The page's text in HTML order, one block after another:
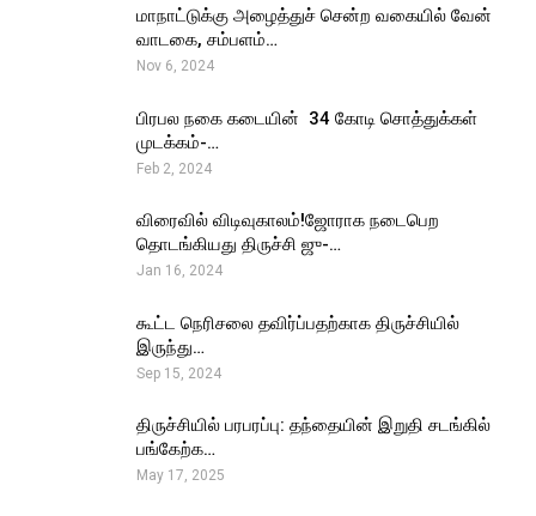
மாநாட்டுக்கு அழைத்துச் சென்ற வகையில் வேன்
வாடகை, சம்பளம்…
Nov 6, 2024
பிரபல நகை கடையின் ₹ 34 கோடி சொத்துக்கள்
முடக்கம்-…
Feb 2, 2024
விரைவில் விடிவுகாலம்!ஜோராக நடைபெற
தொடங்கியது திருச்சி ஜு-…
Jan 16, 2024
கூட்ட நெரிசலை தவிர்ப்பதற்காக திருச்சியில்
இருந்து…
Sep 15, 2024
திருச்சியில் பரபரப்பு: தந்தையின் இறுதி சடங்கில்
பங்கேற்க…
May 17, 2025